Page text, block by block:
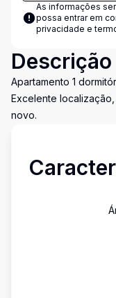
As informações
possa entrar em
privacidade e
Descrição
Apartamento 1
Excelente
novo.